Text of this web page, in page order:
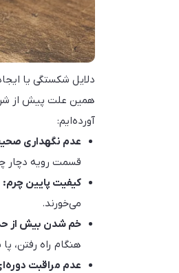
دلایل شکستگی یا
همین علت پیش از
آورده‌ایم:
عدم نگهداری
قسمت رویه دچار
کیفیت پایین چرم:
می‌خورند.
خم شدن بیش از
هنگام راه رفتن،
عدم مراقبت